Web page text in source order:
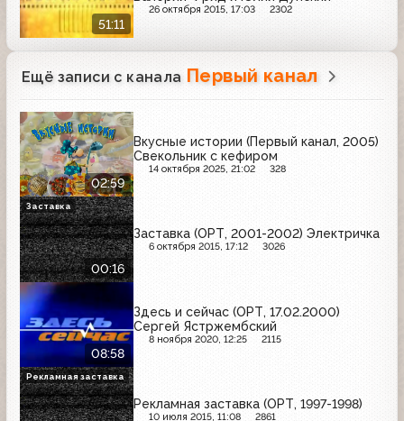
51:11
26 октября 2015, 17:03 2302
Ещё записи с канала Первый канал
02:59
Вкусные истории (Первый канал, 2005)
Свекольник с кефиром
14 октября 2025, 21:02 328
00:16
Заставка (ОРТ, 2001-2002) Электричка
6 октября 2015, 17:12 3026
Заставка
08:58
Здесь и сейчас (ОРТ, 17.02.2000)
Сергей Ястржембский
8 ноября 2020, 12:25 2115
Рекламная заставка (ОРТ, 1997-1998)
10 июля 2015, 11:08 2861
Рекламная заставка